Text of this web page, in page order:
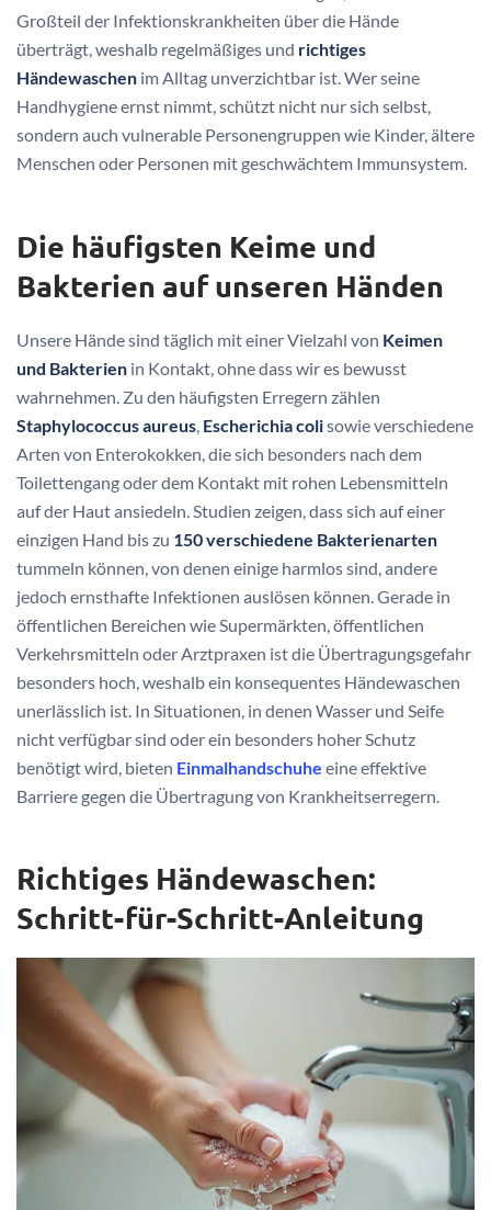
Großteil der Infektionskrankheiten über die Hände
überträgt, weshalb regelmäßiges und richtiges
Händewaschen im Alltag unverzichtbar ist. Wer seine
Handhygiene ernst nimmt, schützt nicht nur sich selbst,
sondern auch vulnerable Personengruppen wie Kinder, ältere
Menschen oder Personen mit geschwächtem Immunsystem.
Die häufigsten Keime und
Bakterien auf unseren Händen
Unsere Hände sind täglich mit einer Vielzahl von Keimen
und Bakterien in Kontakt, ohne dass wir es bewusst
wahrnehmen. Zu den häufigsten Erregern zählen
Staphylococcus aureus Escherichia colisowie verschiedene
Arten von Enterokokken, die sich besonders nach dem
Toilettengang oder dem Kontakt mit rohen Lebensmitteln
auf der Haut ansiedeln. Studien zeigen, dass sich auf einer
einzigen Hand bis zu 150 verschiedene Bakterienarten
tummeln können, von denen einige harmlos sind, andere
jedoch ernsthafte Infektionen auslösen können. Gerade in
öffentlichen Bereichen wie Supermärkten, öffentlichen
Verkehrsmitteln oder Arztpraxen ist die Übertragungsgefahr
besonders hoch, weshalb ein konsequentes Händewaschen
unerlässlich ist. In Situationen, in denen Wasser und Seife
nicht verfügbar sind oder ein besonders hoher Schutz
benötigt wird, bieten Einmalhandschuhe eine effektive
Barriere gegen die Übertragung von Krankheitserregern.
Richtiges Händewaschen:
Schritt-für-Schritt-Anleitung